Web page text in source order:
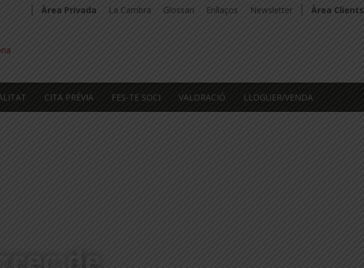
Àrea Privada La Cambra Glossari Enllaços Newsletter Àrea Clients
CITA PRÈVIA FES-TE SOCI VALORACIÓ LLOGUER/VENDA